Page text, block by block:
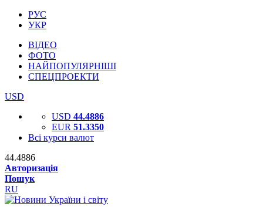
РУС
УКР
ВІДЕО
ФОТО
НАЙПОПУЛЯРНІШІ
СПЕЦПРОЕКТИ
USD
USD 44.4886
EUR 51.3350
Всі курси валют
44.4886
Авторизація
Пошук
RU